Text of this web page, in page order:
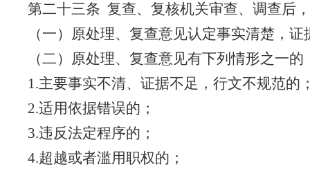
第二十三条 复查、复核机关审查、调查后
（一）原处理、复查意见认定事实清楚，
（二）原处理、复查意见有下列情形之一
1.主要事实不清、证据不足，行文不规范的
2.适用依据错误的；
3.违反法定程序的；
4.超越或者滥用职权的；